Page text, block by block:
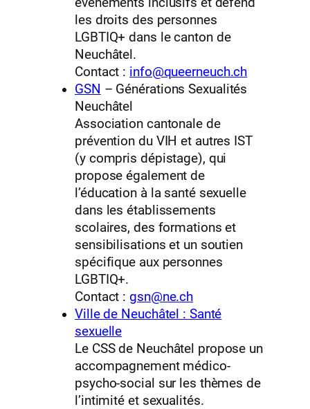
les droits des personnes
LGBTIQ+ dans le canton de
Neuchâtel.
Contact : info@queerneuch.ch
GSN – Générations Sexualités
Neuchâtel
Association cantonale de
prévention du VIH et autres IST
(y compris dépistage), qui
propose également de
l’éducation à la santé sexuelle
dans les établissements
scolaires, des formations et
sensibilisations et un soutien
spécifique aux personnes
LGBTIQ+.
Contact : gsn@ne.ch
Ville de Neuchâtel : Santé
sexuelle
Le CSS de Neuchâtel propose un
accompagnement médico-
psycho-social sur les thèmes de
l’intimité et sexualités.